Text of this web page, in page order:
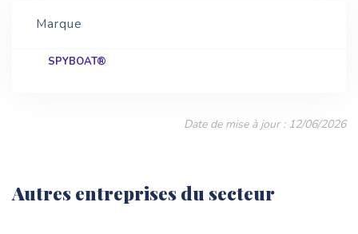
Marque
SPYBOAT®
Date de mise à jour : 12/06/2026
Autres entreprises du secteur